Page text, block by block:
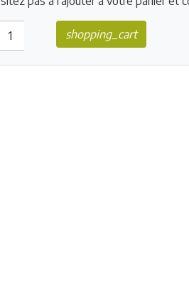
shopping_cart